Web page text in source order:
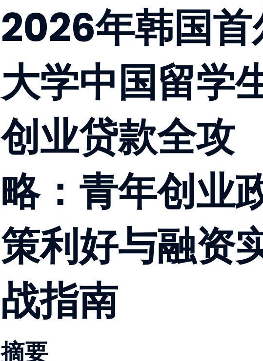
2026年韩国首
大学中国留学
创业贷款全攻
略：青年创业
策利好与融资
战指南
摘要